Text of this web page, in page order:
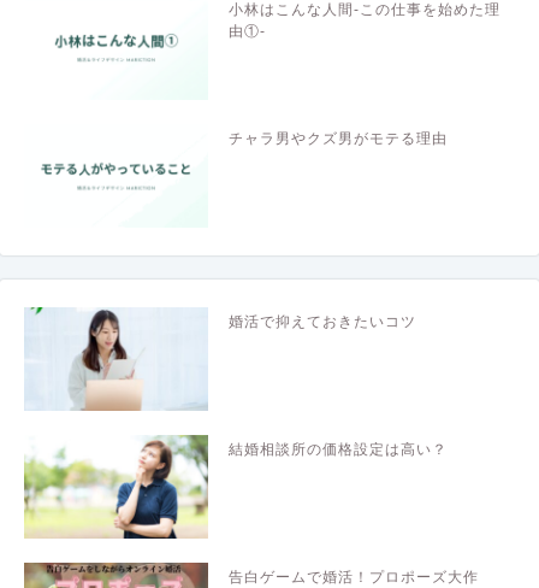
小林はこんな人間-この仕事を始めた理
由①-
チャラ男やクズ男がモテる理由
婚活で抑えておきたいコツ
結婚相談所の価格設定は高い？
告白ゲームで婚活！プロポーズ大作